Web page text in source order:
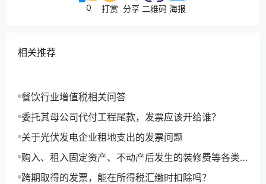
0 打赏 分享 二维码 海报
相关推荐
餐饮行业增值税相关问答
委托其母公司代付工程尾款，发票应该开给谁？
关于光伏发电企业租地支出的发票问题
购入、租入固定资产、不动产后发生的装修费等各类
费用进项抵扣问题的执行口径
跨期取得的发票，能在所得税汇缴时扣除吗？